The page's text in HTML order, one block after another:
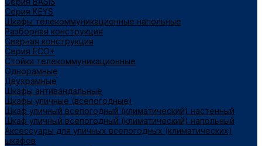
Cерия KEYS
Шкафы телекоммуникационные напольные
Разборная конструкция
Сварная конструкция
Серия ECO+
Стойки телекоммуникационные
Однорамные
Двухрамные
Шкафы антивандальные
Шкафы уличные (всепогодные)
Шкаф уличный всепогодный (климатический) настенный
Шкаф уличный всепогодный (климатический) напольный
Аксессуары для уличных всепогодных (климатических)
шкафов